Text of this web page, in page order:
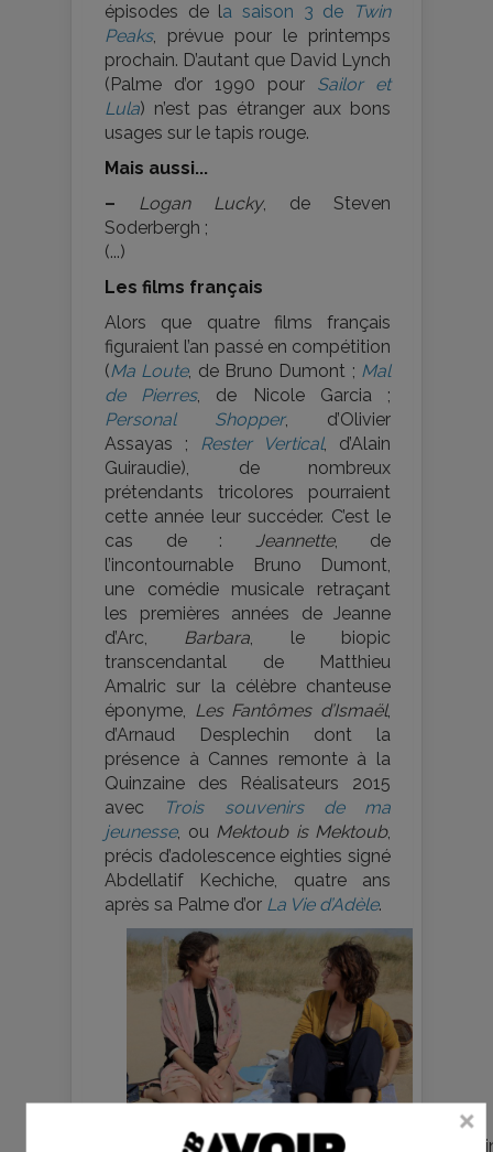
épisodes de la saison 3 de
Twin
Peaks, prévue pour le printemps
prochain. D’autant que David Lynch
(Palme d’or 1990 pour Sailor et
Lula) n’est pas étranger aux bons
usages sur le tapis rouge.
Mais aussi...
–
Logan Lucky, de Steven
Soderbergh ;
(...)
Les films français
Alors que quatre films français
figuraient l’an passé en compétition
(Ma Loute, de Bruno Dumont ; Mal
de Pierres, de Nicole Garcia ;
Personal Shopper, d’Olivier
Assayas ; Rester Vertical, d’Alain
Guiraudie), de nombreux
prétendants tricolores pourraient
cette année leur succéder. C’est le
cas de : Jeannette, de
l’incontournable Bruno Dumont,
une comédie musicale retraçant
les premières années de Jeanne
d’Arc, Barbara, le biopic
transcendantal de Matthieu
Amalric sur la célèbre chanteuse
éponyme, Les Fantômes d’Ismaël,
d’Arnaud Desplechin dont la
présence à Cannes remonte à la
Quinzaine des Réalisateurs 2015
avec
Trois souvenirs de ma
jeunesse, ou Mektoub is Mektoub,
précis d’adolescence eighties signé
Abdellatif Kechiche, quatre ans
après sa Palme d’or La Vie d’Adèle.
Les Fantômes d’Ismaël, d’Arnaud